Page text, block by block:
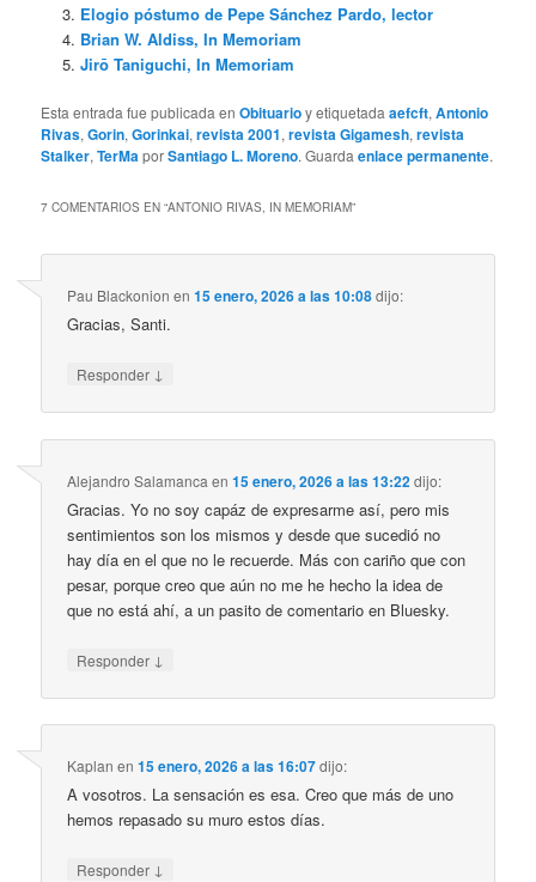
Elogio póstumo de Pepe Sánchez Pardo, lector
Brian W. Aldiss, In Memoriam
Jirō Taniguchi, In Memoriam
Esta entrada fue publicada enObituarioy etiquetadaaefcft,Antonio
Rivas,Gorin,Gorinkai,revista 2001,revista Gigamesh,revista
Stalker,TerMaporSantiago L. Moreno. Guardaenlace permanente.
7 COMENTARIOS EN “ANTONIO RIVAS, IN MEMORIAM”
Pau Blackonion en15 enero, 2026 a las 10:08dijo:
Gracias, Santi.
Responder ↓
Alejandro Salamanca en15 enero, 2026 a las 13:22dijo:
Gracias. Yo no soy capáz de expresarme así, pero mis
sentimientos son los mismos y desde que sucedió no
hay día en el que no le recuerde. Más con cariño que con
pesar, porque creo que aún no me he hecho la idea de
que no está ahí, a un pasito de comentario en Bluesky.
Responder ↓
Kaplan en15 enero, 2026 a las 16:07dijo:
A vosotros. La sensación es esa. Creo que más de uno
hemos repasado su muro estos días.
Responder ↓